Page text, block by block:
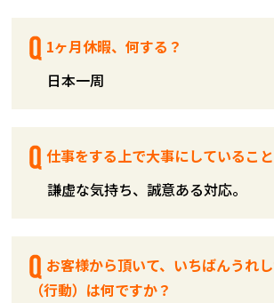
1ヶ月休暇、何する？
日本一周
仕事をする上で大事にしているこ
謙虚な気持ち、誠意ある対応。
お客様から頂いて、いちばんうれ
（行動）は何ですか？